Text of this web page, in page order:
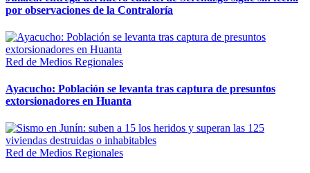
por observaciones de la Contraloría
Red de Medios Regionales
Ayacucho: Población se levanta tras captura de presuntos
extorsionadores en Huanta
Red de Medios Regionales